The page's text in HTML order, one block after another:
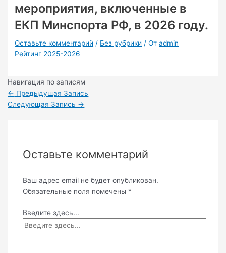
мероприятия, включенные в
ЕКП Минспорта РФ, в 2026 году.
Оставьте комментарий / Без рубрики / Отadmin
Рейтинг 2025-2026
Навигация по записям
← Предыдущая Запись
Следующая Запись →
Оставьте комментарий
Ваш адрес email не будет опубликован.
Обязательные поля помечены *
Введите здесь...